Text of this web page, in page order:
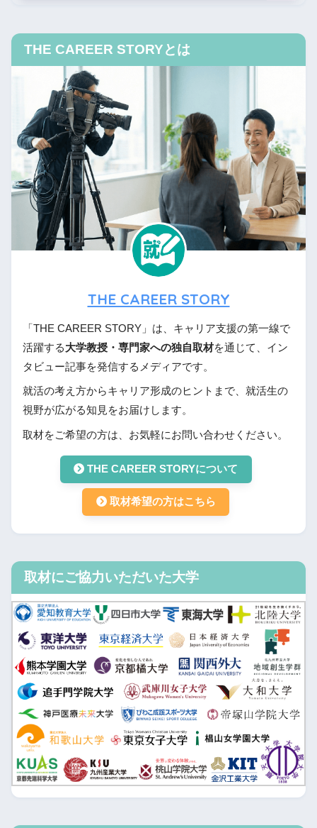
THE CAREER STORYとは
THE CAREER STORY
「THE CAREER STORY」は、キャリア支援の第一線で
活躍する大学教授・専門家への独自取材を通じて、イン
タビュー記事を発信するメディアです。
就活の考え方からキャリア形成のヒントまで、就活生の
視野が広がる知見をお届けします。
取材をご希望の方は、お気軽にお問い合わせください。
THE CAREER STORYについて
取材希望の方はこちら
取材にご協力いただいた大学